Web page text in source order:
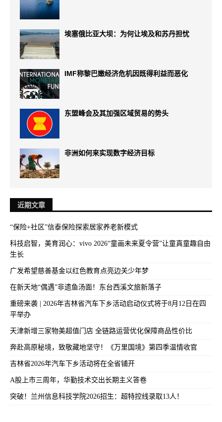
埃塞俄比亚大坝：为何让埃及和苏丹担忧
IMF称黎巴嫩经济危机因既得利益而恶化
东盟峰会及其加强区域贸易的势头
非洲如何来实现数字经济目标
近期文章
“保险+社区”信泰保险探索居家养老新模式
科技启智，美育润心：vivo 2026“童画未来夏令营”让童真童趣自由
生长
广发希望慈善基金以红色教育点亮边关少年梦
在新天地“偶遇”非遗鱼汤面！东台西溪文旅新落子
重磅来袭 | 2026年吉林省汽车下乡活动启动仪式将于8月12日在四
平举办
天津新增三家物美超值门店 全链路运营优化保障商品性价比
奔赴高原秘境，致敬藏地坚守！《万里国境》第四季温情收官
吉林省2026年汽车下乡活动将在全省铺开
A股上市三周年，华勤技术交出长期主义答卷
突破！兰州信息科技学院2026招生：超特控线录取13人！